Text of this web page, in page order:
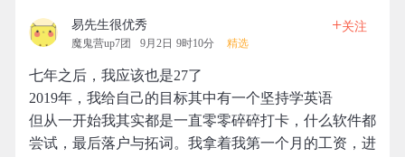
易先生很优秀
魔鬼营up7团 9月2日 9时10分 精选
+关注
七年之后，我应该也是27了
2019年，我给自己的目标其中有一个坚持学英语
但从一开始我其实都是一直零零碎碎打卡，什么软件都
尝试，最后落户与拓词。我拿着我第一个月的工资，进